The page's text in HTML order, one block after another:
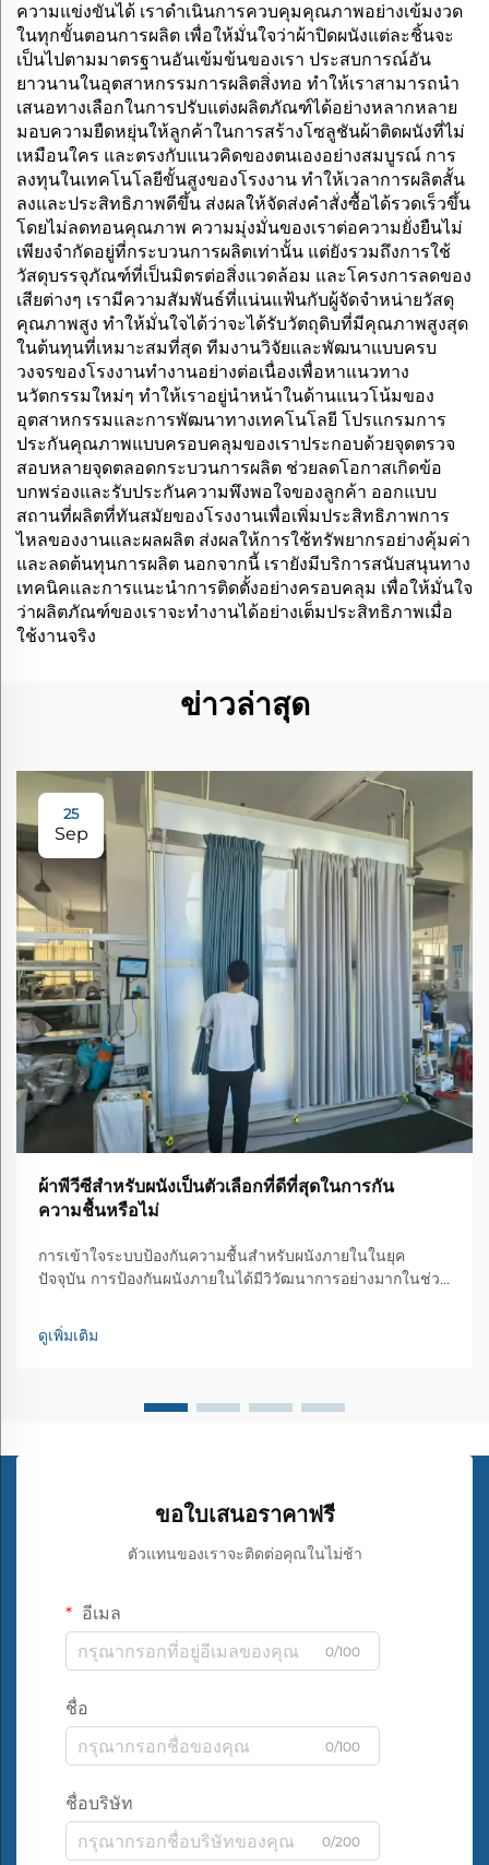
ความแข่งขันได้ เราดำเนินการควบคุมคุณภาพอย่างเข้มงวด
ในทุกขั้นตอนการผลิต เพื่อให้มั่นใจว่าผ้าปิดผนังแต่ละชิ้นจะ
เป็นไปตามมาตรฐานอันเข้มข้นของเรา ประสบการณ์อัน
ยาวนานในอุตสาหกรรมการผลิตสิ่งทอ ทำให้เราสามารถนำ
เสนอทางเลือกในการปรับแต่งผลิตภัณฑ์ได้อย่างหลากหลาย
มอบความยืดหยุ่นให้ลูกค้าในการสร้างโซลูชันผ้าติดผนังที่ไม่
เหมือนใคร และตรงกับแนวคิดของตนเองอย่างสมบูรณ์ การ
ลงทุนในเทคโนโลยีขั้นสูงของโรงงาน ทำให้เวลาการผลิตสั้น
ลงและประสิทธิภาพดีขึ้น ส่งผลให้จัดส่งคำสั่งซื้อได้รวดเร็วขึ้น
โดยไม่ลดทอนคุณภาพ ความมุ่งมั่นของเราต่อความยั่งยืนไม่
เพียงจำกัดอยู่ที่กระบวนการผลิตเท่านั้น แต่ยังรวมถึงการใช้
วัสดุบรรจุภัณฑ์ที่เป็นมิตรต่อสิ่งแวดล้อม และโครงการลดของ
เสียต่างๆ เรามีความสัมพันธ์ที่แน่นแฟ้นกับผู้จัดจำหน่ายวัสดุ
คุณภาพสูง ทำให้มั่นใจได้ว่าจะได้รับวัตถุดิบที่มีคุณภาพสูงสุด
ในต้นทุนที่เหมาะสมที่สุด ทีมงานวิจัยและพัฒนาแบบครบ
วงจรของโรงงานทำงานอย่างต่อเนื่องเพื่อหาแนวทาง
นวัตกรรมใหม่ๆ ทำให้เราอยู่นำหน้าในด้านแนวโน้มของ
อุตสาหกรรมและการพัฒนาทางเทคโนโลยี โปรแกรมการ
ประกันคุณภาพแบบครอบคลุมของเราประกอบด้วยจุดตรวจ
สอบหลายจุดตลอดกระบวนการผลิต ช่วยลดโอกาสเกิดข้อ
บกพร่องและรับประกันความพึงพอใจของลูกค้า ออกแบบ
สถานที่ผลิตที่ทันสมัยของโรงงานเพื่อเพิ่มประสิทธิภาพการ
ไหลของงานและผลผลิต ส่งผลให้การใช้ทรัพยากรอย่างคุ้มค่า
และลดต้นทุนการผลิต นอกจากนี้ เรายังมีบริการสนับสนุนทาง
เทคนิคและการแนะนำการติดตั้งอย่างครอบคลุม เพื่อให้มั่นใจ
ว่าผลิตภัณฑ์ของเราจะทำงานได้อย่างเต็มประสิทธิภาพเมื่อ
ใช้งานจริง
ข่าวล่าสุด
25
Sep
ผ้าพีวีซีสำหรับผนังเป็นตัวเลือกที่ดีที่สุดในการกัน
ความชื้นหรือไม่
การเข้าใจระบบป้องกันความชื้นสำหรับผนังภายในในยุค
ปัจจุบัน การป้องกันผนังภายในได้มีวิวัฒนาการอย่างมากในช่วง
วงการสำหรับการกันความชื้นในบ้านและพื้นที่เชิงพาณิชย์
โซลูชันสุดสร้างสรรคนี้...
ดูเพิ่มเติม
ขอใบเสนอราคาฟรี
ตัวแทนของเราจะติดต่อคุณในไม่ช้า
อีเมล
0/100
ชื่อ
0/100
ชื่อบริษัท
0/200